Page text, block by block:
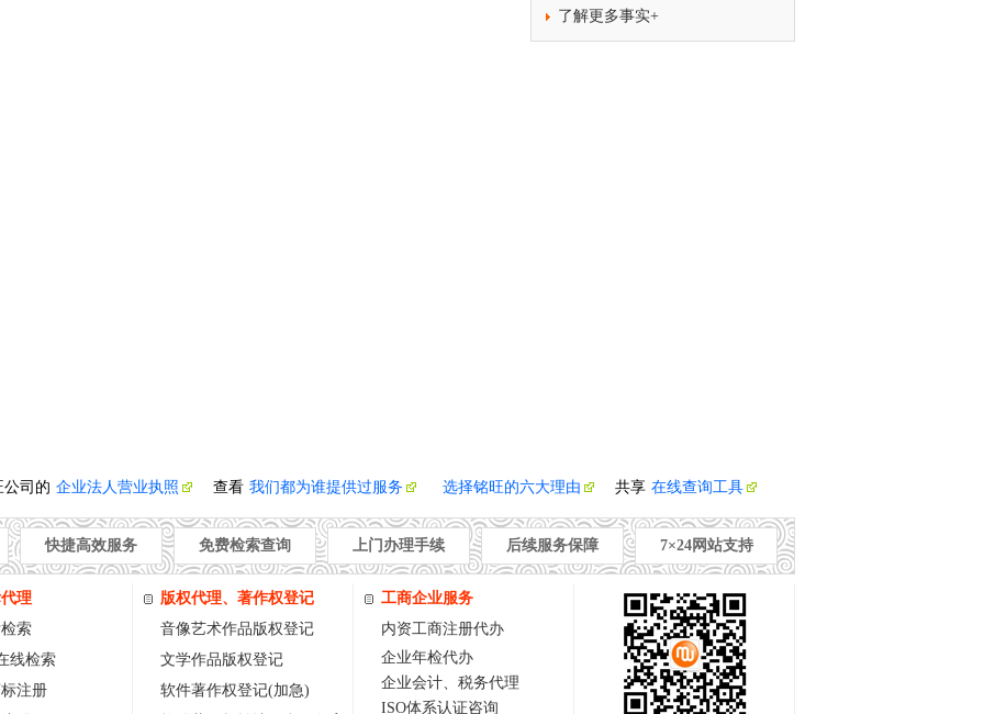
了解更多事实+
公司的 企业法人营业执照 查看 我们都为谁提供过服务 选择铭旺的六大理由 共享 在线查询工具
快捷高效服务 免费检索查询 上门办理手续 后续服务保障 7×24网站支持
理
索
线检索
注册
版权代理、著作权登记
音像艺术作品版权登记
文学作品版权登记
软件著作权登记(加急)
工商企业服务
内资工商注册代办
企业年检代办
企业会计、税务代理
ISO体系认证咨询